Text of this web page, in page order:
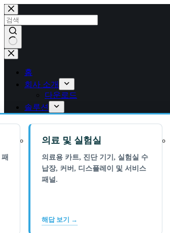
콘
텐
츠
로
건
너
결
홈
회사 소개
다운로드
솔루션
의료 및 실험실
의료용 카트, 진단 기기, 실험실 수
납장, 커버, 디스플레이 및 서비스
패널.
해답 보기 →